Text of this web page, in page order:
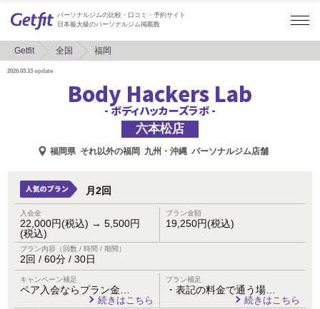
パーソナルジムの比較・口コミ・予約サイト
日本最大級のパーソナルジム掲載数
Getfit 全国 福岡
2026.03.13 update
Body Hackers Lab
- ボディハッカーズラボ -
六本松店
福岡県 それ以外の福岡 九州・沖縄 パーソナルジム店舗
月2回
入会金
22,000円(税込) → 5,500円
(税込)
プラン金額
19,250円(税込)
プラン内容（回数 / 時間 / 期間）
2回 / 60分 / 30日
キャンペーン補足
ペア入会ならプラン金…
続きはこちら
プラン補足
・表記の料金で通う場…
続きはこちら